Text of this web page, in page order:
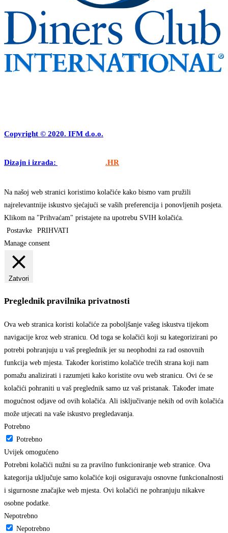
Copyright © 2020. IFM d.o.o.
Dizajn i izrada: .HR
Na našoj web stranici koristimo kolačiće kako bismo vam pružili
najrelevantnije iskustvo sjećajući se vaših preferencija i ponovljenih posjeta.
Klikom na "Prihvaćam" pristajete na upotrebu SVIH kolačića.
Postavke
PRIHVATI
Manage consent
Zatvori
Preglednik pravilnika privatnosti
Ova web stranica koristi kolačiće za poboljšanje vašeg iskustva tijekom
navigacije kroz web stranicu. Od toga se kolačići koji su kategorizirani po
potrebi pohranjuju u vaš preglednik jer su neophodni za rad osnovnih
funkcija web mjesta. Također koristimo kolačiće trećih strana koji nam
pomažu analizirati i razumjeti kako koristite ovu web stranicu. Ovi će se
kolačići pohraniti u vaš preglednik samo uz vaš pristanak. Također imate
mogućnost odjave od ovih kolačića. Ali isključivanje nekih od ovih kolačića
može utjecati na vaše iskustvo pregledavanja.
Potrebno
Potrebno
Uvijek omogućeno
Potrebni kolačići nužni su za pravilno funkcioniranje web stranice. Ova
kategorija uključuje samo kolačiće koji osiguravaju osnovne funkcionalnosti
i sigurnosne značajke web mjesta. Ovi kolačići ne pohranjuju nikakve
osobne podatke.
Nepotrebno
Nepotrebno